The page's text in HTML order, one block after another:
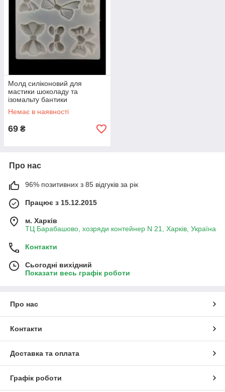
Молд силіконовий для
мастики шоколаду та
ізомальту бантики
Немає в наявності
69 ₴
Про нас
96% позитивних з 85 відгуків за рік
Працює з 15.12.2015
м. Харків
ТЦ Барабашово, хозряди контейнер N 21, Харків, Україна
Контакти
Сьогодні вихідний
Показати весь графік роботи
Про нас
Контакти
Доставка та оплата
Графік роботи